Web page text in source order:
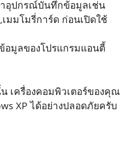
อุปกรณ์บันทึกข้อมูลเช่น
มมโมรี่การ์ด ก่อนเปิดใช้
อมูลของโปรแกรมแอนตี้
เครื่องคอมพิวเตอร์ของคุณ
XP ได้อย่างปลอดภัยครับ